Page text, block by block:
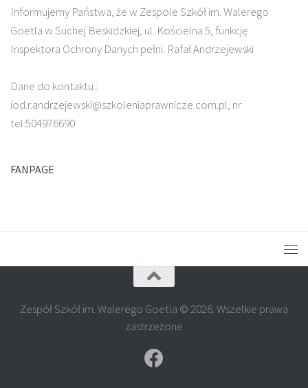
Informujemy Państwa, że w Zespole Szkół im. Walerego
Goetla w Suchej Beskidzkiej, ul. Kościelna 5, funkcję
Inspektora Ochrony Danych pełni: Rafał Andrzejewski
Dane do kontaktu :
iod.r.andrzejewski@szkoleniaprawnicze.com.pl, nr
tel:504976690
FANPAGE
Zespół Szkół im. Walerego Goetla © 2026. Wszelkie prawa
zastrzeżone